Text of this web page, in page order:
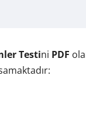
Testini PDF